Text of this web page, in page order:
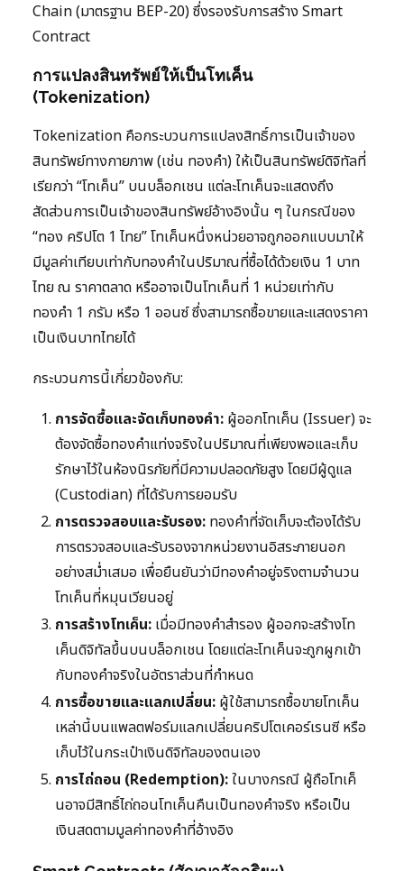
Chain (มาตรฐาน BEP-20) ซึ่งรองรับการสร้าง Smart
Contract
การแปลงสินทรัพย์ให้เป็นโทเค็น
(Tokenization)
Tokenization คือกระบวนการแปลงสิทธิ์การเป็นเจ้าของ
สินทรัพย์ทางกายภาพ (เช่น ทองคำ) ให้เป็นสินทรัพย์ดิจิทัลที่
เรียกว่า “โทเค็น” บนบล็อกเชน แต่ละโทเค็นจะแสดงถึง
สัดส่วนการเป็นเจ้าของสินทรัพย์อ้างอิงนั้น ๆ ในกรณีของ
“ทอง คริปโต 1 ไทย” โทเค็นหนึ่งหน่วยอาจถูกออกแบบมาให้
มีมูลค่าเทียบเท่ากับทองคำในปริมาณที่ซื้อได้ด้วยเงิน 1 บาท
ไทย ณ ราคาตลาด หรืออาจเป็นโทเค็นที่ 1 หน่วยเท่ากับ
ทองคำ 1 กรัม หรือ 1 ออนซ์ ซึ่งสามารถซื้อขายและแสดงราคา
เป็นเงินบาทไทยได้
กระบวนการนี้เกี่ยวข้องกับ:
การจัดซื้อและจัดเก็บทองคำ: ผู้ออกโทเค็น (Issuer) จะ
ต้องจัดซื้อทองคำแท่งจริงในปริมาณที่เพียงพอและเก็บ
รักษาไว้ในห้องนิรภัยที่มีความปลอดภัยสูง โดยมีผู้ดูแล
(Custodian) ที่ได้รับการยอมรับ
การตรวจสอบและรับรอง: ทองคำที่จัดเก็บจะต้องได้รับ
การตรวจสอบและรับรองจากหน่วยงานอิสระภายนอก
อย่างสม่ำเสมอ เพื่อยืนยันว่ามีทองคำอยู่จริงตามจำนวน
โทเค็นที่หมุนเวียนอยู่
การสร้างโทเค็น: เมื่อมีทองคำสำรอง ผู้ออกจะสร้างโท
เค็นดิจิทัลขึ้นบนบล็อกเชน โดยแต่ละโทเค็นจะถูกผูกเข้า
กับทองคำจริงในอัตราส่วนที่กำหนด
การซื้อขายและแลกเปลี่ยน: ผู้ใช้สามารถซื้อขายโทเค็น
เหล่านี้บนแพลตฟอร์มแลกเปลี่ยนคริปโตเคอร์เรนซี หรือ
เก็บไว้ในกระเป๋าเงินดิจิทัลของตนเอง
การไถ่ถอน (Redemption):ในบางกรณี ผู้ถือโทเค็
นอาจมีสิทธิ์ไถ่ถอนโทเค็นคืนเป็นทองคำจริง หรือเป็น
เงินสดตามมูลค่าทองคำที่อ้างอิง